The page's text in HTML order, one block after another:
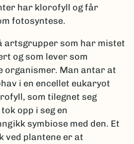
har klorofyll og får
fotosyntese.
artsgrupper som har mistet
og som lever som
organismer. Man antar at
i en encellet eukaryot
som tilegnet seg
opp i seg en
symbiose med den. Et
plantene er at